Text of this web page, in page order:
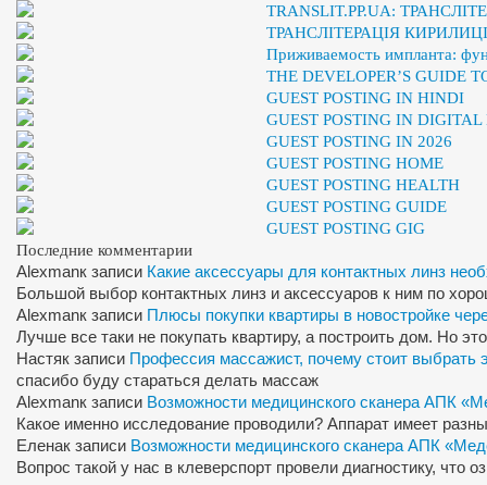
TRANSLIT.PP.UA:
ТРАНСЛІТЕРАЦІЯ
Приживаемость импланта:
THE DEVELOPER’S GUIDE
GUEST POSTING IN HINDI
GUEST POSTING IN
GUEST POSTING IN 2026
GUEST POSTING HOME
GUEST POSTING HEALTH
GUEST POSTING GUIDE
GUEST POSTING GIG
Последние комментарии
Alexmanк записи Какие аксессуары для контактных линз
Большой выбор контактных линз и аксессуаров к ним по
Alexmanк записи Плюсы покупки квартиры в новостройке
Лучше все таки не покупать квартиру, а построить дом. Но
Настяк записи Профессия массажист, почему стоит выбрать
спасибо буду стараться делать массаж
Alexmanк записи Возможности медицинского сканера АПК
Какое именно исследование проводили? Аппарат имеет
Еленак записи Возможности медицинского сканера АПК
Вопрос такой у нас в клеверспорт провели диагностику, что